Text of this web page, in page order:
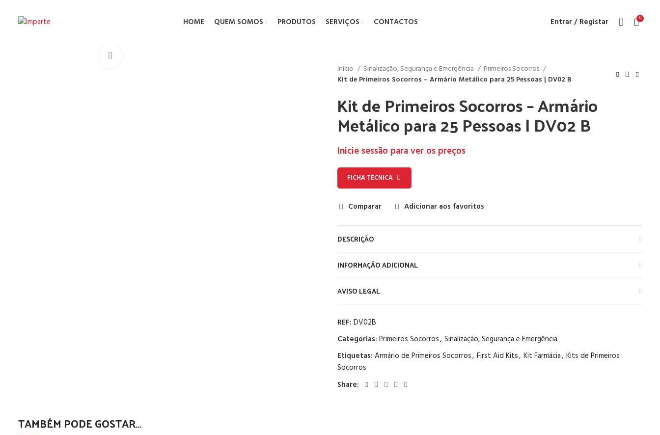
HOME QUEM SOMOS PRODUTOS SERVIÇOS CONTACTOS Entrar / Registar 0
Início Sinalização, Segurança e Emergência
Primeiros Socorros
Kit de Primeiros Socorros – Armário Metálico para 25 Pessoas | DV02 B
Kit de Primeiros Socorros – Armário
Metálico para 25 Pessoas | DV02 B
Inicie sessão para ver os preços
FICHA TÉCNICA
Comparar Adicionar aos favoritos
DESCRIÇÃO
INFORMAÇÃO ADICIONAL
AVISO LEGAL
REF: DV02B
Categorias: Primeiros Socorros, Sinalização, Segurança e Emergência
Etiquetas: Armário de Primeiros Socorros, First Aid Kits, Kit Farmácia, Kits de Primeiros
Socorros
Share:
TAMBÉM PODE GOSTAR…